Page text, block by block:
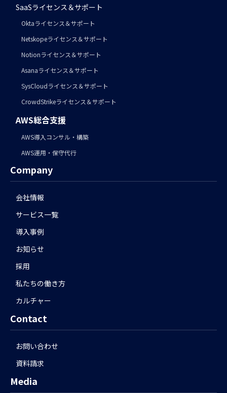
SaaSライセンス＆サポート
Oktaライセンス＆サポート
Netskopeライセンス＆サポート
Notionライセンス＆サポート
Asanaライセンス＆サポート
SysCloudライセンス＆サポート
CrowdStrikeライセンス＆サポート
AWS総合支援
AWS導入コンサル・構築
AWS運用・保守代行
Company
会社情報
サービス一覧
導入事例
お知らせ
採用
私たちの働き方
カルチャー
Contact
お問い合わせ
資料請求
Media